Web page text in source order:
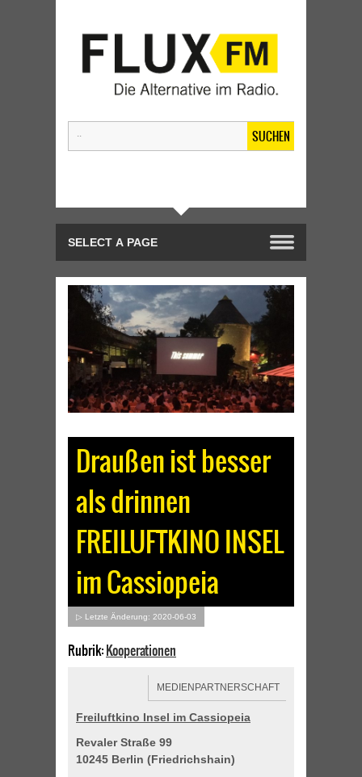
SUCHEN
Draußen ist besser
als drinnen
FREILUFTKINO INSEL
im Cassiopeia
▷ Letzte Änderung: 2020-06-03
Rubrik:Kooperationen
MEDIENPARTNERSCHAFT
Freiluftkino Insel im Cassiopeia
Revaler Straße 99
10245 Berlin (Friedrichshain)